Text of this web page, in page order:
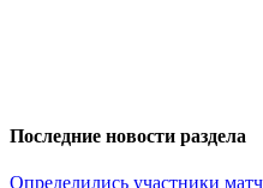
Последние новости раздела
Определились участники